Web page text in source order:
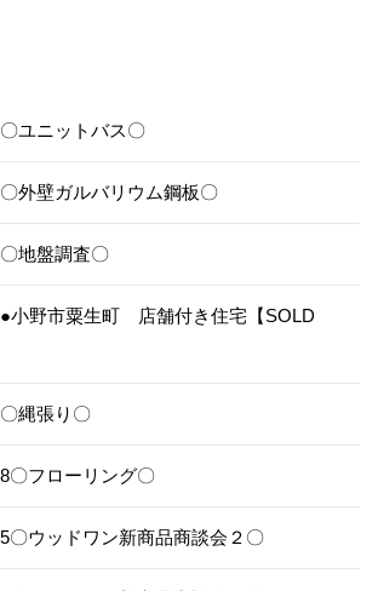
ユニットバス〇
外壁ガルバリウム鋼板〇
地盤調査〇
小野市粟生町 店舗付き住宅【SOLD
縄張り〇
〇フローリング〇
〇ウッドワン新商品商談会２〇